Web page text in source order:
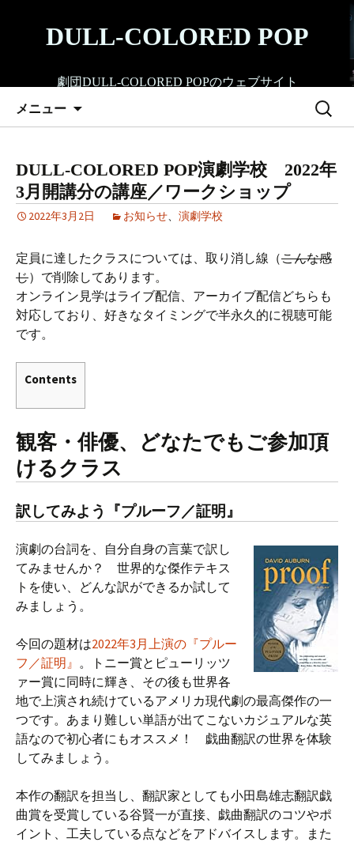
ツ
ス
DULL-COLORED POP
劇団DULL-COLORED POPのウェブサイト
メニュー
検
索:
DULL-COLORED POP演劇学校 2022年
3月開講分の講座／ワークショップ
2022年3月2日 お知らせ、 演劇学校
定員に達したクラスについては、取り消し線（こんな感
じ）で削除してあります。
オンライン見学はライブ配信、アーカイブ配信どちらも
対応しており、好きなタイミングで半永久的に視聴可能
です。
Contents
観客・俳優、どなたでもご参加頂
けるクラス
訳してみよう『プルーフ／証明』
演劇の台詞を、自分自身の言葉で訳し
てみませんか？ 世界的な傑作テキス
トを使い、どんな訳ができるか試して
みましょう。
今回の題材は2022年3月上演の『プルー
フ／証明』 。トニー賞とピューリッツ
ァー賞に同時に輝き、その後も世界各
地で上演され続けているアメリカ現代劇の最高傑作の一
つです。あまり難しい単語が出てこないカジュアルな英
語なので初心者にもオススメ！ 戯曲翻訳の世界を体験
してみましょう。
本作の翻訳を担当し、翻訳家としても小田島雄志翻訳戯
曲賞を受賞している谷賢一が直接、戯曲翻訳のコツやポ
イント、工夫している点などをアドバイスします。また